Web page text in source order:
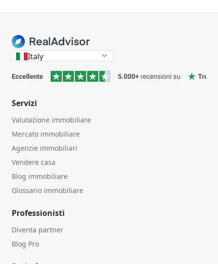
Italy
Servizi
Valutazione immobiliare
Mercato immobiliare
Agenzie immobiliari
Vendere casa
Blog immobiliare
Glossario immobiliare
Professionisti
Diventa partner
Blog Pro